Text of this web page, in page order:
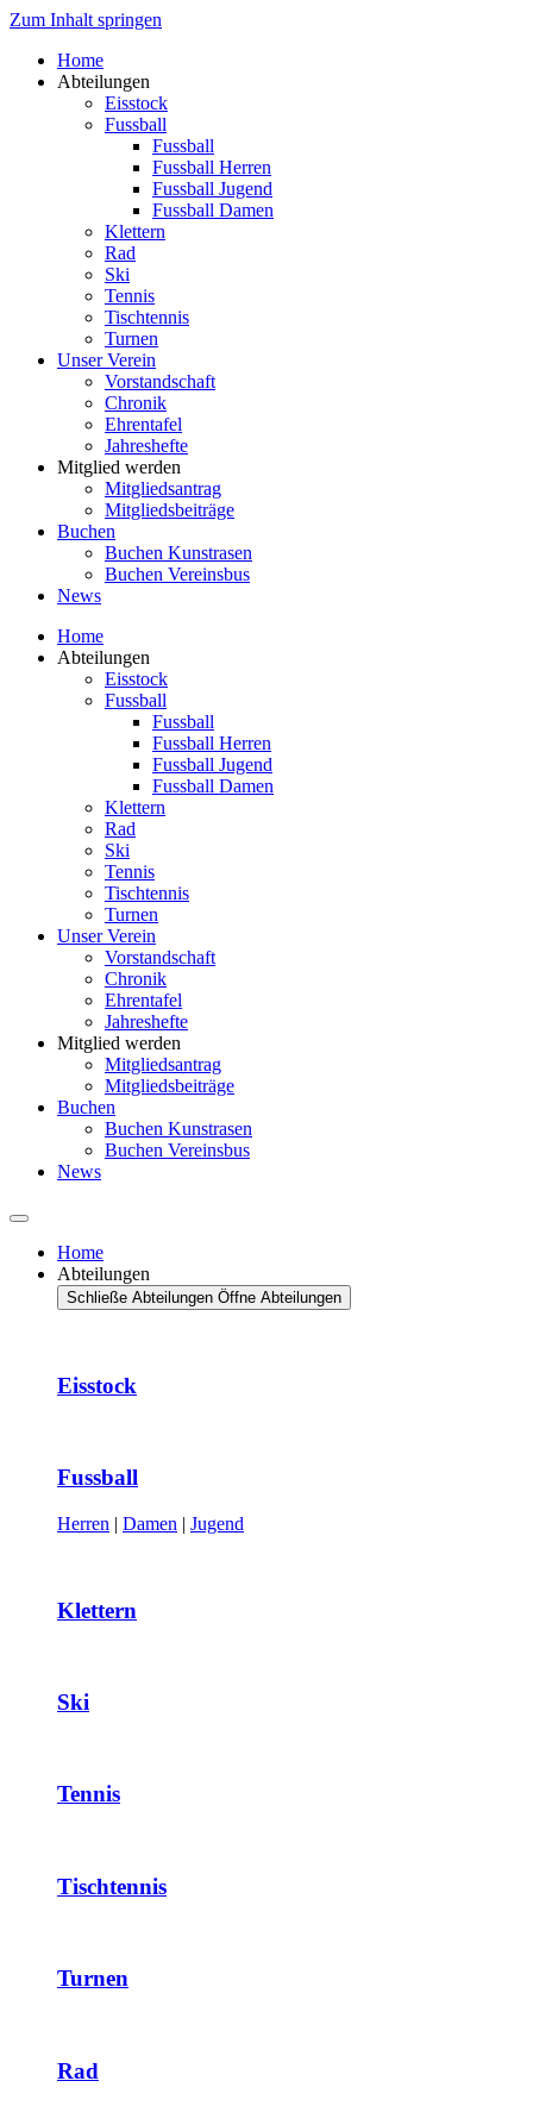
Zum Inhalt springen
Home
Abteilungen
Eisstock
Fussball
Fussball
Fussball Herren
Fussball Jugend
Fussball Damen
Klettern
Rad
Ski
Tennis
Tischtennis
Turnen
Unser Verein
Vorstandschaft
Chronik
Ehrentafel
Jahreshefte
Mitglied werden
Mitgliedsantrag
Mitgliedsbeiträge
Buchen
Buchen Kunstrasen
Buchen Vereinsbus
News
Home
Abteilungen
Eisstock
Fussball
Fussball
Fussball Herren
Fussball Jugend
Fussball Damen
Klettern
Rad
Ski
Tennis
Tischtennis
Turnen
Unser Verein
Vorstandschaft
Chronik
Ehrentafel
Jahreshefte
Mitglied werden
Mitgliedsantrag
Mitgliedsbeiträge
Buchen
Buchen Kunstrasen
Buchen Vereinsbus
News
Home
Abteilungen
Schließe Abteilungen Öffne Abteilungen
Eisstock
Fussball
Herren | Damen | Jugend
Klettern
Ski
Tennis
Tischtennis
Turnen
Rad